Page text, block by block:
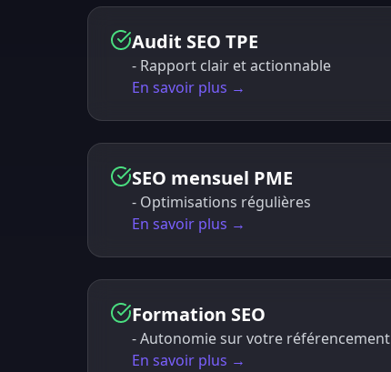
Audit SEO TPE
- Rapport clair et actionnable
En savoir plus →
SEO mensuel PME
- Optimisations régulières
En savoir plus →
Formation SEO
- Autonomie sur votre référencement
En savoir plus →